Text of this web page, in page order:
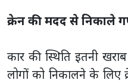
क्रेन की मदद से निकाले
कार की स्थिति इतनी
लोगों को निकालने के